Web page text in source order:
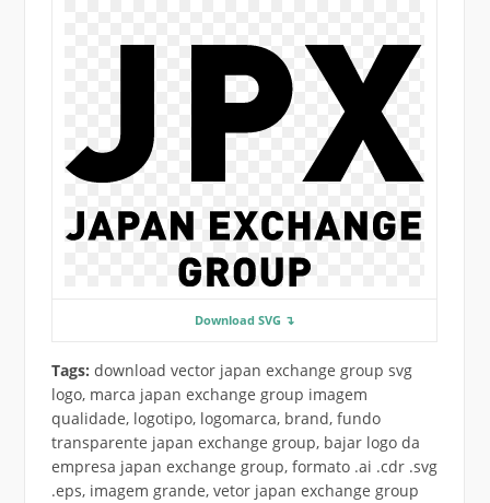
Download SVG ↴
Tags: download vector japan exchange group svg
logo, marca japan exchange group imagem
qualidade, logotipo, logomarca, brand, fundo
transparente japan exchange group, bajar logo da
empresa japan exchange group, formato .ai .cdr .svg
.eps, imagem grande, vetor japan exchange group